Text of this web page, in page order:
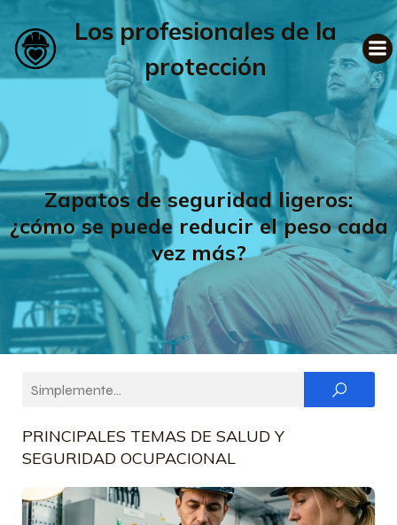
Los profesionales de la
protección
Zapatos de seguridad ligeros:
¿cómo se puede reducir el peso cada
vez más?
PRINCIPALES TEMAS DE SALUD Y
SEGURIDAD OCUPACIONAL